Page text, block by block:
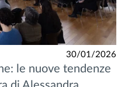
30/01/2026
le nuove tendenze